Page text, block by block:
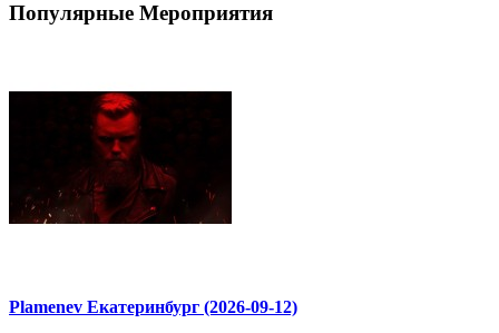
Популярные Мероприятия
Plamenev Екатеринбург (2026-09-12)